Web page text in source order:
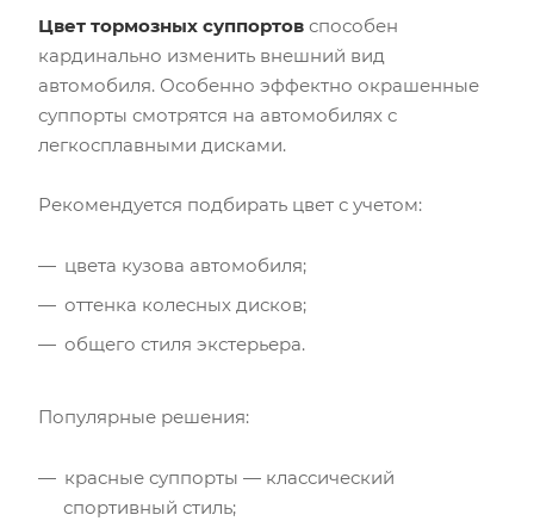
Цвет тормозных суппортов способен
кардинально изменить внешний вид
автомобиля. Особенно эффектно окрашенные
суппорты смотрятся на автомобилях с
легкосплавными дисками.
Рекомендуется подбирать цвет с учетом:
цвета кузова автомобиля;
оттенка колесных дисков;
общего стиля экстерьера.
Популярные решения:
красные суппорты — классический
спортивный стиль;